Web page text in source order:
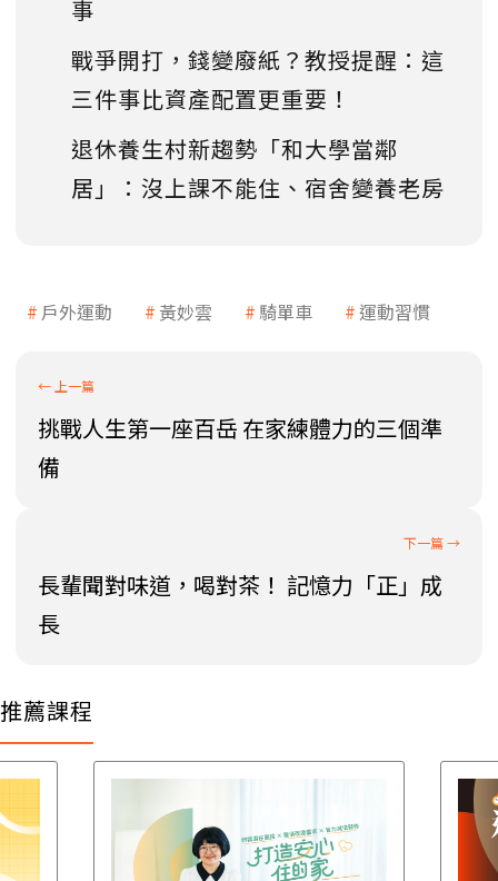
事
戰爭開打，錢變廢紙？教授提醒：這
三件事比資產配置更重要！
退休養生村新趨勢「和大學當鄰
居」：沒上課不能住、宿舍變養老房
戶外運動 黃妙雲 騎單車 運動習慣
挑戰人生第一座百岳 在家練體力的三個準
備
長輩聞對味道，喝對茶！ 記憶力「正」成
長
推薦課程